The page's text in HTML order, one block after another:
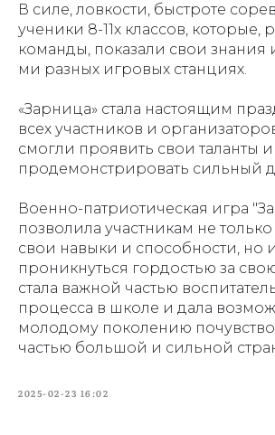
В силе, ловкости, быстроте
ученики 8-11х классов, которые,
команды, показали свои знания
ми разных игровых станциях.
«Зарница» стала настоящим
всех участников и
смогли проявить свои таланты и
продемонстрировать сильный
Военно-патриотическая игра
позволила участникам не
свои навыки и способности, но и
проникнуться гордостью за
стала важной частью
процесса в школе и дала
молодому поколению
частью большой и сильной
2025-02-23 16:02